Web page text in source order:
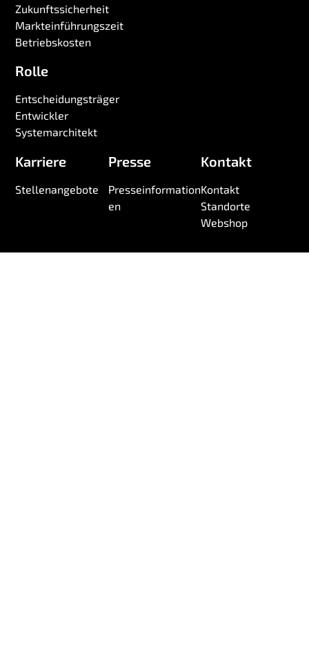
Zukunftssicherheit
Markteinführungszeit
Betriebskosten
Rolle
Entscheidungsträger
Entwickler
Systemarchitekt
Karriere
Stellenangebote
Presse
Presseinformation
en
Kontakt
Kontakt
Standorte
Webshop